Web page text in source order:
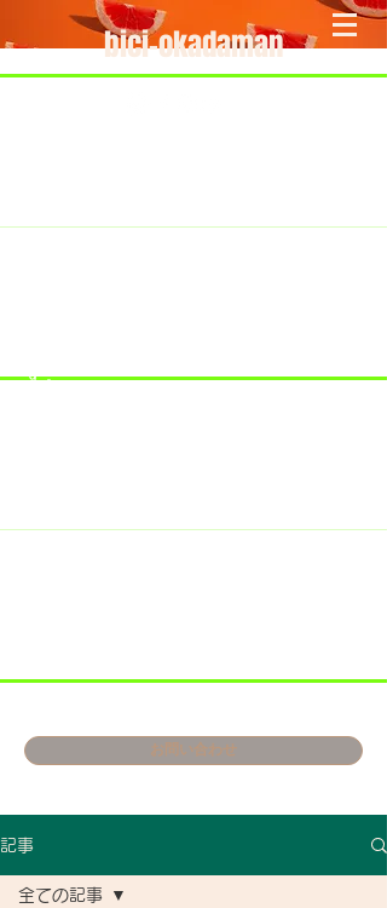
bici-okadaman
す。
お問い合わせ
記事
全ての記事